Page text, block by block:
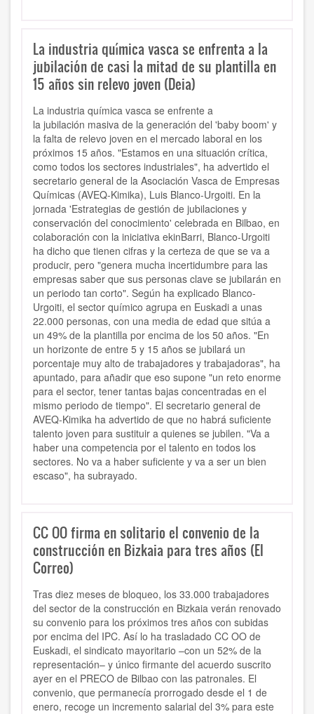
La industria química vasca se enfrenta a la
jubilación de casi la mitad de su plantilla en
15 años sin relevo joven (Deia)
La industria química vasca se enfrente a
la jubilación masiva de la generación del 'baby boom' y
la falta de relevo joven en el mercado laboral en los
próximos 15 años. "Estamos en una situación crítica,
como todos los sectores industriales", ha advertido el
secretario general de la Asociación Vasca de Empresas
Químicas (AVEQ-Kimika), Luis Blanco-Urgoiti. En la
jornada 'Estrategias de gestión de jubilaciones y
conservación del conocimiento' celebrada en Bilbao, en
colaboración con la iniciativa ekinBarri, Blanco-Urgoiti
ha dicho que tienen cifras y la certeza de que se va a
producir, pero "genera mucha incertidumbre para las
empresas saber que sus personas clave se jubilarán en
un periodo tan corto". Según ha explicado Blanco-
Urgoiti, el sector químico agrupa en Euskadi a unas
22.000 personas, con una media de edad que sitúa a
un 49% de la plantilla por encima de los 50 años. "En
un horizonte de entre 5 y 15 años se jubilará un
porcentaje muy alto de trabajadores y trabajadoras", ha
apuntado, para añadir que eso supone "un reto enorme
para el sector, tener tantas bajas concentradas en el
mismo periodo de tiempo". El secretario general de
AVEQ-Kimika ha advertido de que no habrá suficiente
talento joven para sustituir a quienes se jubilen. "Va a
haber una competencia por el talento en todos los
sectores. No va a haber suficiente y va a ser un bien
escaso", ha subrayado.
CC OO firma en solitario el convenio de la
construcción en Bizkaia para tres años (El
Correo)
Tras diez meses de bloqueo, los 33.000 trabajadores
del sector de la construcción en Bizkaia verán renovado
su convenio para los próximos tres años con subidas
por encima del IPC. Así lo ha trasladado CC OO de
Euskadi, el sindicato mayoritario –con un 52% de la
representación– y único firmante del acuerdo suscrito
ayer en el PRECO de Bilbao con las patronales. El
convenio, que permanecía prorrogado desde el 1 de
enero, recoge un incremento salarial del 3% para este